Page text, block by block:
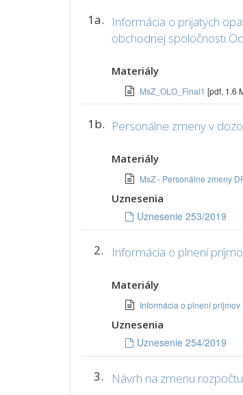
1a.
Informácia o prijatých
obchodnej spoločnosti
Materiály
MsZ_OLO_Final1 [pdf, 1.6
1b. Personálne zmeny v
Materiály
MsZ - Personálne zmeny
Uznesenia
Uznesenie 253/2019
2. Informácia o plnení
Materiály
Informácia o plnení
Uznesenia
Uznesenie 254/2019
3. Návrh na zmenu